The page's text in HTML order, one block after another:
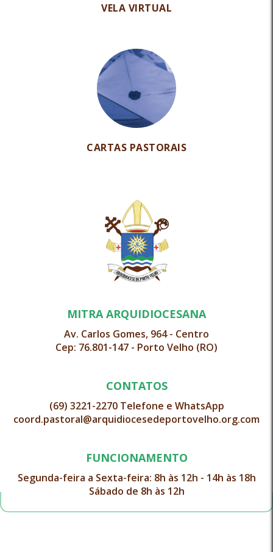
VELA VIRTUAL
CARTAS PASTORAIS
MITRA ARQUIDIOCESANA
Av. Carlos Gomes, 964 - Centro
Cep: 76.801-147 - Porto Velho (RO)
CONTATOS
(69) 3221-2270 Telefone e WhatsApp
coord.pastoral@arquidiocesedeportovelho.org.com
FUNCIONAMENTO
Segunda-feira a Sexta-feira: 8h às 12h - 14h às 18h
Sábado de 8h às 12h